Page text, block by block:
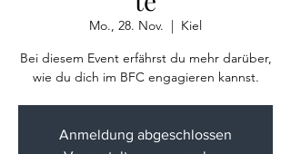
Mo., 28. Nov.
  |
Kiel
Bei diesem Event erfährst du mehr darüber,
wie du dich im BFC engagieren kannst.
Anmeldung abgeschlossen